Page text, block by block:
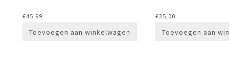
€45,99
Toevoegen aan winkelwagen
€35,00
Toevoegen aan